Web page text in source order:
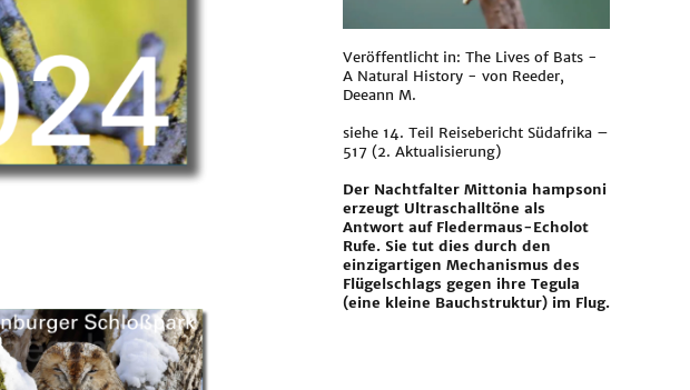
Veröffentlicht in: The Lives of Bats -
A Natural History - von Reeder,
Deeann M.
siehe 14. Teil Reisebericht Südafrika –
517 (2. Aktualisierung)
Der Nachtfalter Mittonia hampsoni
erzeugt Ultraschalltöne als
Antwort auf Fledermaus-Echolot
Rufe. Sie tut dies durch den
einzigartigen Mechanismus des
Flügelschlags gegen ihre Tegula
(eine kleine Bauchstruktur) im Flug.